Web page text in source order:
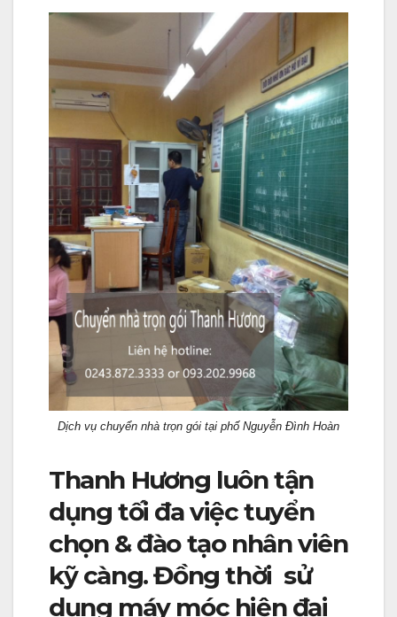
Dịch vụ chuyển nhà trọn gói tại phố Nguyễn Đình Hoàn
Thanh Hương luôn tận
dụng tối đa việc tuyển
chọn & đào tạo nhân viên
kỹ càng. Đồng thời sử
dụng máy móc hiện đại